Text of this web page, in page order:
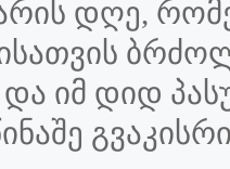
დღე,
იმ დიდ